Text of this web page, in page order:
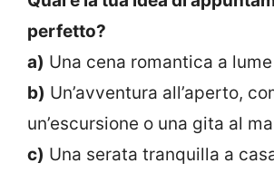
perfetto?
a) Una cena romantica a
b) Un’avventura all’aperto,
un’escursione o una gita al
c) Una serata tranquilla a